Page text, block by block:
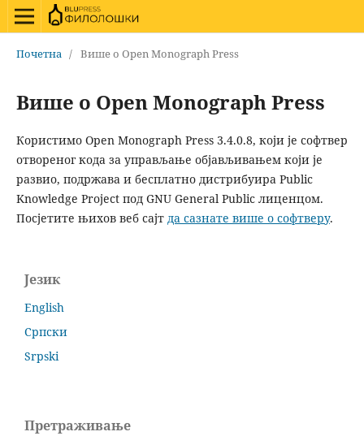
Почетна / Више о Open Monograph Press
Више о Open Monograph Press
Користимо Open Monograph Press 3.4.0.8, који је софтвер
отвореног кода за управљање објављивањем који је
развио, подржава и бесплатно дистрибуира Public
Knowledge Project под GNU General Public лиценцом.
Посјетите њихов веб сајт да сазнате више о софтверу.
Језик
English
Српски
Srpski
Претраживање